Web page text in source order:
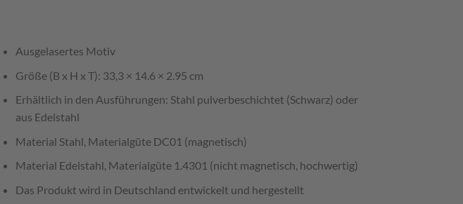
Ausgelasertes Motiv
Größe (B x H x T): 33,3 × 14.6 × 2.95 cm
Erhältlich in den Ausführungen: Stahl pulverbeschichtet (Schwarz) oder
aus Edelstahl
Material Stahl, Materialgüte DC01 (magnetisch)
Material Edelstahl, Materialgüte 1.4301 (nicht magnetisch, hochwertig)
Das Produkt wird in Deutschland entwickelt und hergestellt